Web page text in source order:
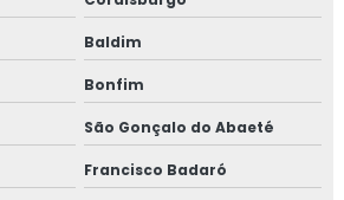
Baldim
Bonfim
São Gonçalo do Abaeté
Francisco Badaró